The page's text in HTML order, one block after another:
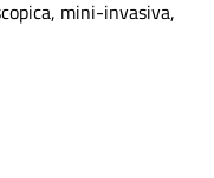
mini-invasiva,